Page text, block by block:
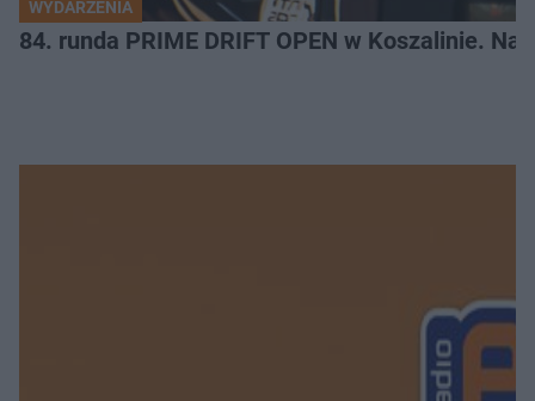
WYDARZENIA
84. runda PRIME DRIFT OPEN w Koszalinie.